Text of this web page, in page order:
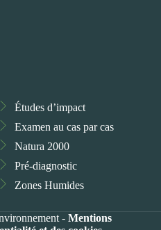
Études d’impact
Examen au cas par cas
Natura 2000
Pré-diagnostic
Zones Humides
- Mentions